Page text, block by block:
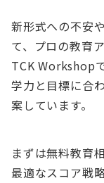
新形式への不安
て、プロの教育
TCK Workshop
学力と目標に合
案しています。
まずは無料教育
最適なスコア戦